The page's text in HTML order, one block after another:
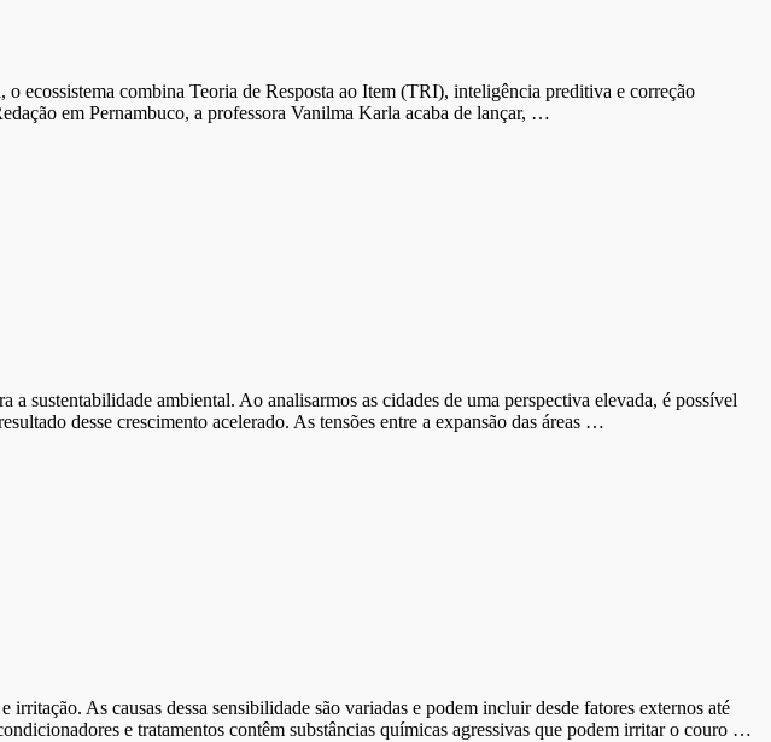
ecossistema combina Teoria de Resposta ao Item (TRI), inteligência preditiva e correção
em Pernambuco, a professora Vanilma Karla acaba de lançar, …
sustentabilidade ambiental. Ao analisarmos as cidades de uma perspectiva elevada, é possível
desse crescimento acelerado. As tensões entre a expansão das áreas …
As causas dessa sensibilidade são variadas e podem incluir desde fatores externos até
e tratamentos contêm substâncias químicas agressivas que podem irritar o couro …